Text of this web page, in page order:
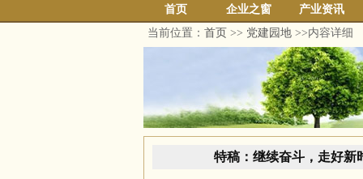
首页 企业之窗
产业资讯
当前位置： 首页 >> 党建园地 >>内容详细
特稿：继续奋斗，走好